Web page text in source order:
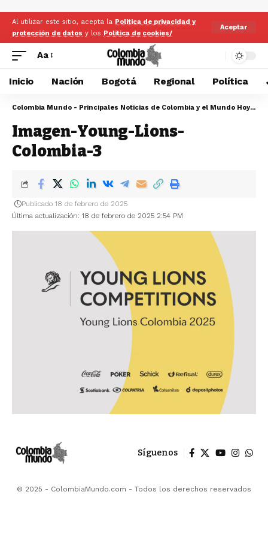
Al utilizar este sitio, acepta la Politica de privacidad y
protección de datos y los Politica de cookies/
Aceptar
Aa
Inicio Nación Bogotá Regional Política
Colombia Mundo - Principales Noticias de Colombia y el Mundo Hoy
>
Imagen-Young-Lions-
Colombia-3
Última actualización: 18 de febrero de 2025 2:54 PM
Publicado 18 de febrero de 2025
Síguenos
© 2025 - ColombiaMundo.com - Todos los derechos reservados